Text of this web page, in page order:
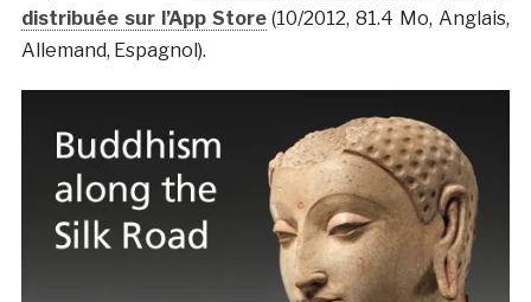
distribuée sur l’App Store(10/2012, 81.4 Mo, Anglais,
Allemand, Espagnol).